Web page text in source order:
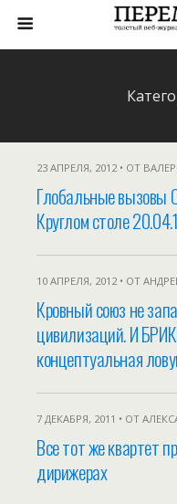
23 АПРЕЛЯ, 2012 • ОТ
Глобальные
Круглом столе
10 АПРЕЛЯ, 2012 • ОТ
Кровный союз не
цивилизаций. И
концептуальная
7 ДЕКАБРЯ, 2011 • ОТ
Все тот же квартет
дирижерах